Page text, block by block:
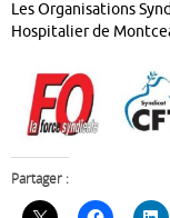
Les Organisations
Hospitalier de
Partager :